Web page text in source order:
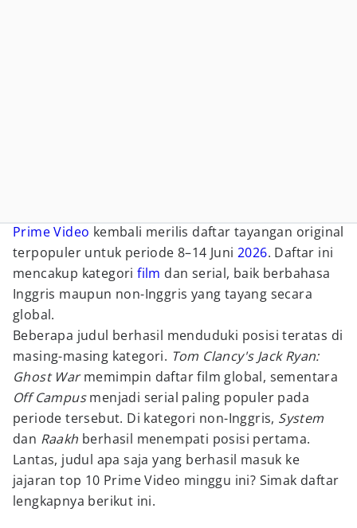
Prime Video kembali merilis daftar tayangan original
terpopuler untuk periode 8–14 Juni 2026. Daftar ini
mencakup kategorifilm dan serial, baik berbahasa
Inggris maupun non-Inggris yang tayang secara
global.
Beberapa judul berhasil menduduki posisi teratas di
masing-masing kategori. Tom Clancy's Jack Ryan:
Ghost Warmemimpin daftar film global, sementara
Off Campusmenjadi serial paling populer pada
periode tersebut. Di kategori non-Inggris, System
dan Raakh berhasil menempati posisi pertama.
Lantas, judul apa saja yang berhasil masuk ke
jajaran top 10 Prime Video minggu ini? Simak daftar
lengkapnya berikut ini.